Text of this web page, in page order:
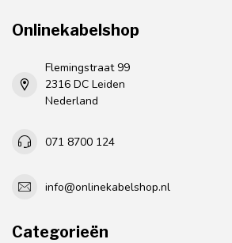
Onlinekabelshop
Flemingstraat 99
2316 DC Leiden
Nederland
071 8700 124
info@onlinekabelshop.nl
Categorieën